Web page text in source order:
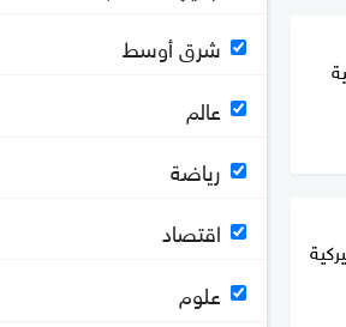
شرق أوسط
عالم
رياضة
اقتصاد
علوم